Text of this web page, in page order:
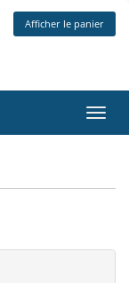
Afficher le panier
la